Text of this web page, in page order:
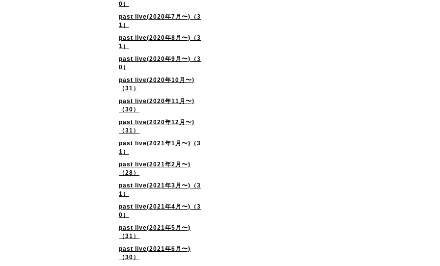
0）
past live(2020年7月〜)（3
1）
past live(2020年8月〜)（3
1）
past live(2020年9月〜)（3
0）
past live(2020年10月〜)
（31）
past live(2020年11月〜)
（30）
past live(2020年12月〜)
（31）
past live(2021年1月〜)（3
1）
past live(2021年2月〜)
（28）
past live(2021年3月〜)（3
1）
past live(2021年4月〜)（3
0）
past live(2021年5月〜)
（31）
past live(2021年6月〜)
（30）